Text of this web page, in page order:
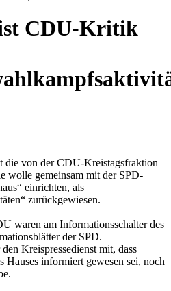
CDU-Kritik
die von der CDU-Kreistagsfraktion
wolle gemeinsam mit der SPD-
einrichten, als
zurückgewiesen.
waren am Informationsschalter des
der SPD.
Kreispressedienst mit, dass
Hauses informiert gewesen sei, noch